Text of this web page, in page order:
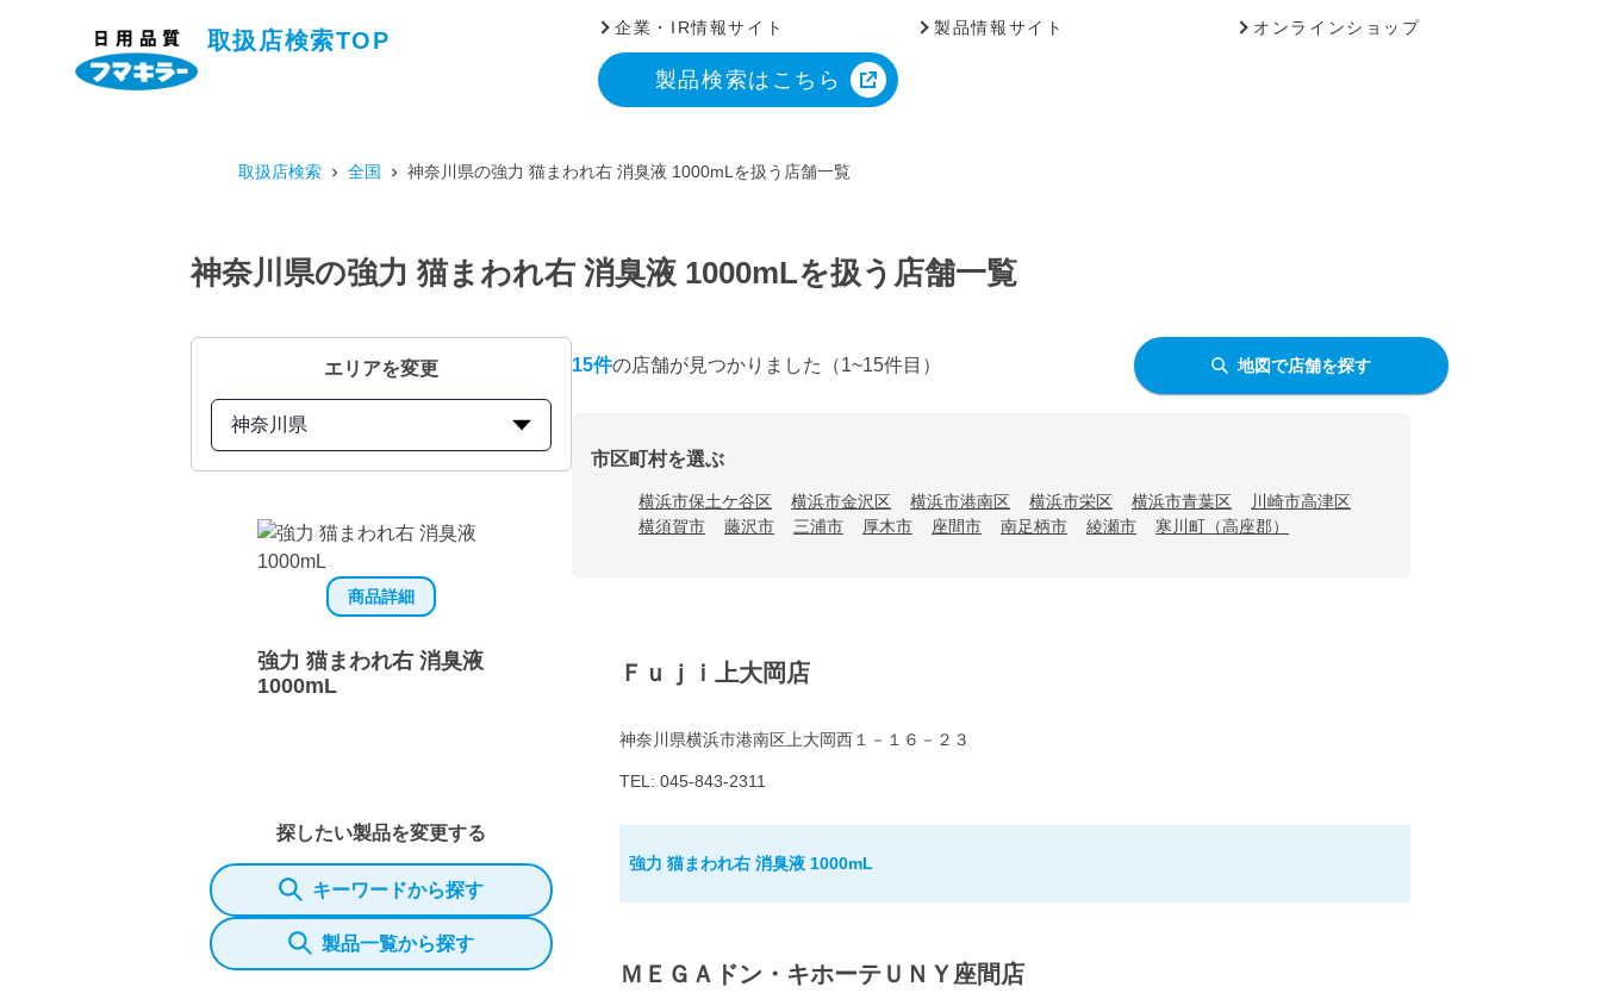
取扱店検索TOP
企業・IR情報サイト 製品情報サイト オンラインショップ
製品検索はこちら
取扱店検索 全国 神奈川県の強力 猫まわれ右 消臭液 1000mLを扱う店舗一覧
神奈川県の強力 猫まわれ右 消臭液 1000mLを扱う店舗一覧
エリアを変更
神奈川県
商品詳細
強力 猫まわれ右 消臭液
1000mL
探したい製品を変更する
キーワードから探す
製品一覧から探す
15件の店舗が見つかりました （1~15件目） 地図で店舗を探す
市区町村を選ぶ
横浜市保土ケ谷区 横浜市金沢区 横浜市港南区 横浜市栄区 横浜市青葉区
川崎市高津区
横須賀市
藤沢市 三浦市 厚木市 座間市 南足柄市 綾瀬市 寒川町（高座郡）
Ｆｕｊｉ上大岡店
神奈川県横浜市港南区上大岡西１－１６－２３
TEL: 045-843-2311
強力 猫まわれ右 消臭液 1000mL
ＭＥＧＡドン・キホーテＵＮＹ座間店